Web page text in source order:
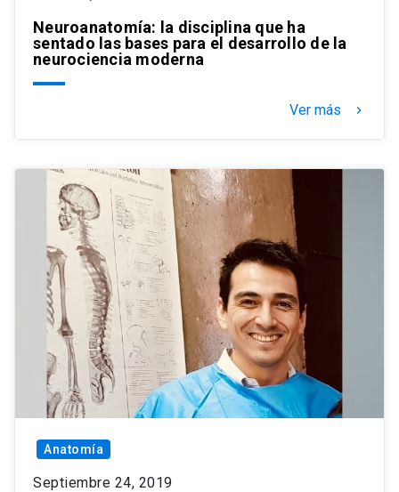
Neuroanatomía: la disciplina que ha
sentado las bases para el desarrollo de la
neurociencia moderna
Ver más keyboard_arrow_right
Anatomía
Septiembre 24, 2019